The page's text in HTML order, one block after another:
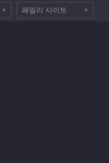
+ 패밀리 사이트 +